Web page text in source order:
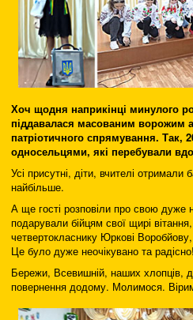
Хоч щодня наприкінці минулого
піддавалася масованим ворожим
патріотичного спрямування. Так,
односельцями, які перебували
Усі присутні, діти, вчителі отримали
найбільше.
А ще гості розповіли про свою дуже
подарували бійцям свої щирі
четвертокласнику Юркові
Це було дуже неочікувано та радісно!
Бережи, Всевишній, наших хлопців,
повернення додому. Молимося.